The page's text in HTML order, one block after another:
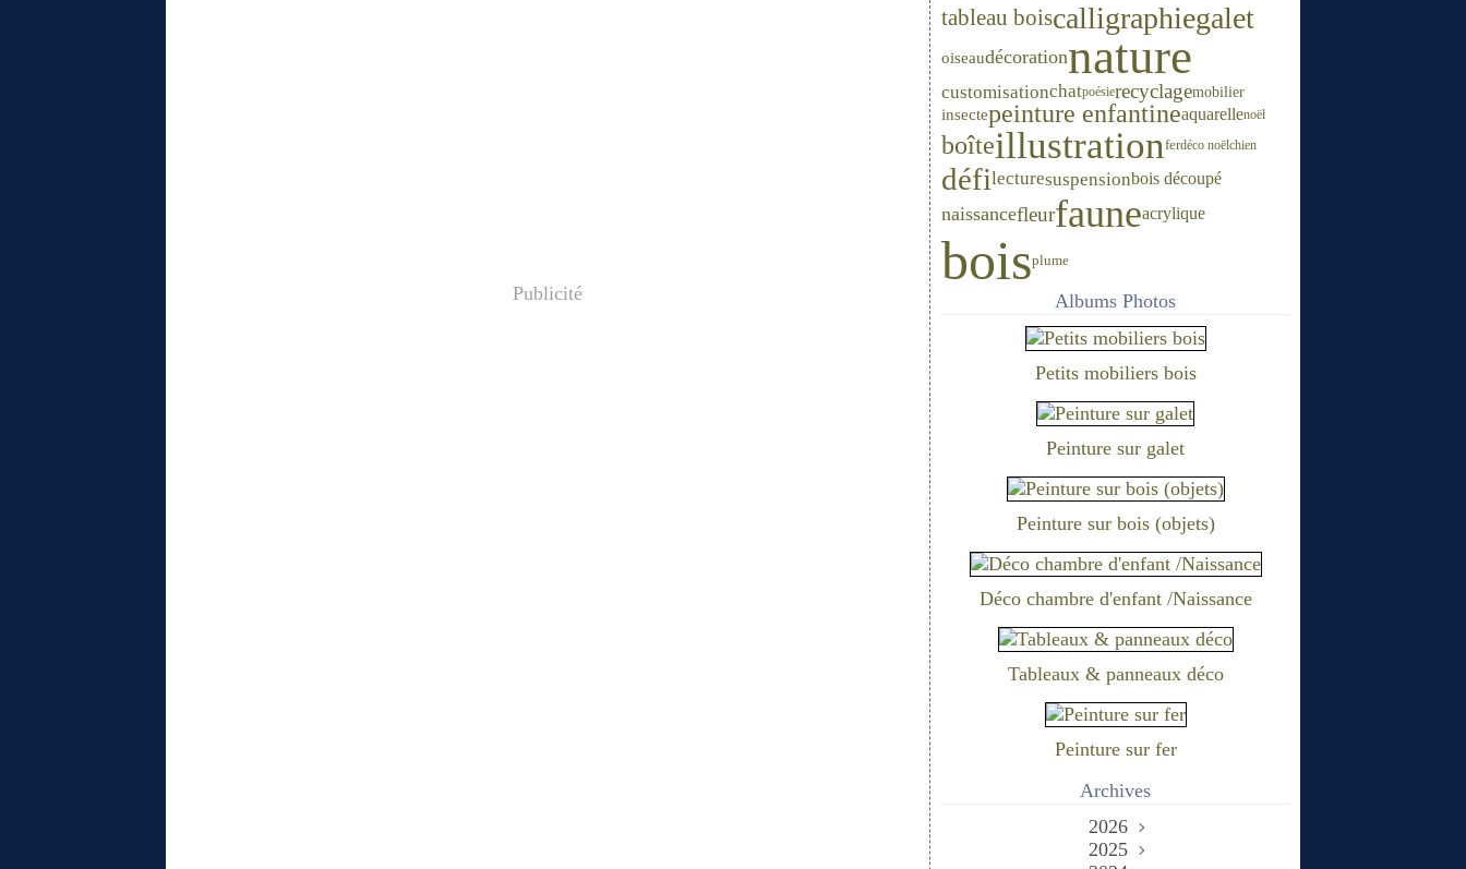
Publicité
tableau boiscalligraphiegalet
oiseaudécorationnature
customisationchatpoésierecyclagemobilier
insectepeinture enfantineaquarellenoël
boîteillustration ferdéco noëlchien
défilecturesuspensionbois découpé
naissancefleurfauneacrylique
boisplume
Albums Photos
Petits mobiliers bois
Peinture sur galet
Peinture sur bois (objets)
Déco chambre d'enfant /Naissance
Tableaux & panneaux déco
Peinture sur fer
Archives
2026
Juin (2)
2025